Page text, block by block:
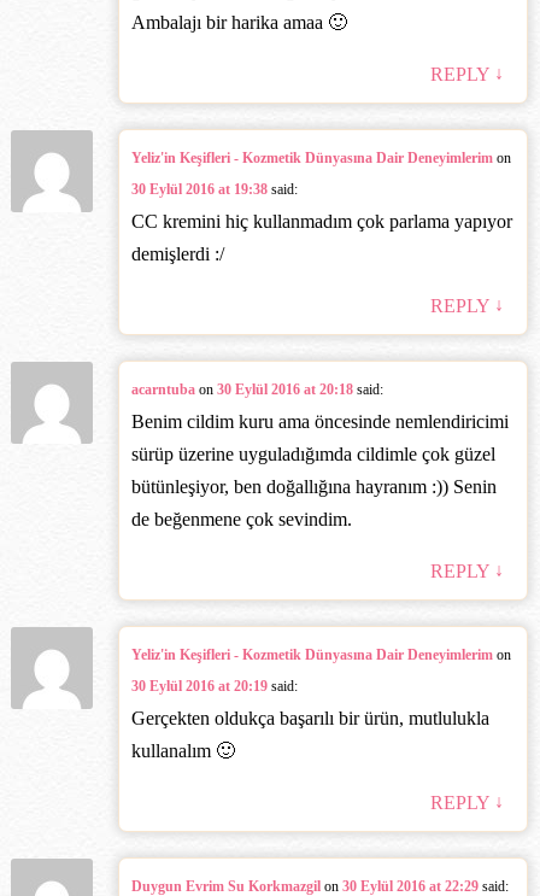
Ambalajı bir harika amaa 🙂
REPLY ↓
Yeliz'in Keşifleri - Kozmetik Dünyasına Dair Deneyimlerim on
30 Eylül 2016 at 19:38 said:
CC kremini hiç kullanmadım çok parlama yapıyor
demişlerdi :/
REPLY ↓
acarntuba on 30 Eylül 2016 at 20:18 said:
Benim cildim kuru ama öncesinde nemlendiricimi
sürüp üzerine uyguladığımda cildimle çok güzel
bütünleşiyor, ben doğallığına hayranım :)) Senin
de beğenmene çok sevindim.
REPLY ↓
Yeliz'in Keşifleri - Kozmetik Dünyasına Dair Deneyimlerim on
30 Eylül 2016 at 20:19 said:
Gerçekten oldukça başarılı bir ürün, mutlulukla
kullanalım 🙂
REPLY ↓
Duygun Evrim Su Korkmazgil on 30 Eylül 2016 at 22:29 said: